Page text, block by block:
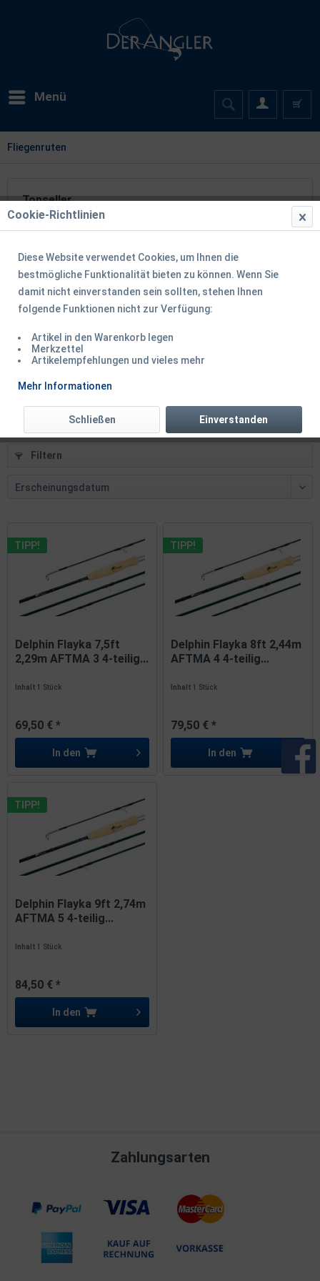
Menü
Fliegenruten
Topseller
Delphin Flayka 7,5ft 2,29m AFTMA 3 4-teilig...
Filtern
TIPP!
Delphin Flayka 7,5ft
2,29m AFTMA 3 4-teilig...
Inhalt1 Stück
69,50 € *
In den
TIPP!
Delphin Flayka 8ft 2,44m
AFTMA 4 4-teilig...
Inhalt1 Stück
79,50 € *
In den
TIPP!
Delphin Flayka 9ft 2,74m
AFTMA 5 4-teilig...
Inhalt1 Stück
84,50 € *
In den
Zahlungsarten
Cookie-Richtlinien
Diese Website verwendet Cookies, um Ihnen die
bestmögliche Funktionalität bieten zu können. Wenn Sie
damit nicht einverstanden sein sollten, stehen Ihnen
folgende Funktionen nicht zur Verfügung:
Artikel in den Warenkorb legen
Merkzettel
Artikelempfehlungen und vieles mehr
Mehr Informationen
Einverstanden
Schließen